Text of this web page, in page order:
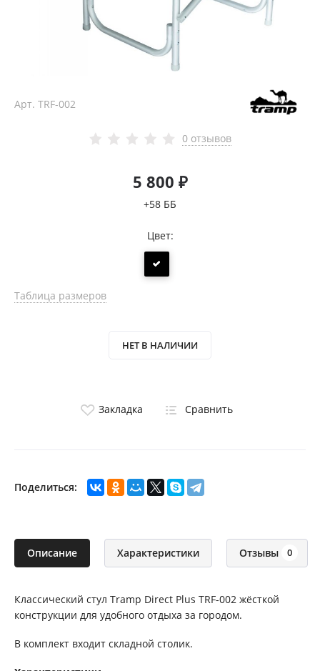
Арт. TRF-002
0 отзывов
5 800 ₽
+58 ББ
Цвет:
Таблица размеров
НЕТ В НАЛИЧИИ
Закладка Сравнить
Поделиться:
Описание Характеристики Отзывы 0
Классический стул Tramp Direct Plus TRF-002 жёсткой
конструкции для удобного отдыха за городом.
В комплект входит складной столик.